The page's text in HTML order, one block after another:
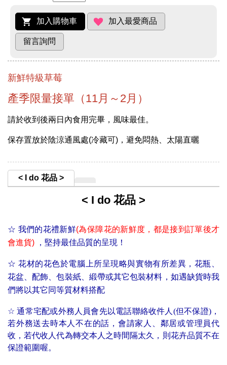
新鮮特級草莓
產季限量接單（11月～2月）
請於收到後兩日內食用完畢，風味最佳。
保存置放於陰涼通風處(冷藏可)，避免悶熱、太陽直曬
< I do 花品 >
< I do 花品 >
☆ 我們的花禮新鮮(為保障花的新鮮度， 都是接到訂單後才
會進貨) ，堅持最佳品質的呈現！
☆ 花材的花色於電腦上所呈現略與實物有所差異，花瓶、
花盆、配飾、包裝紙、緞帶或其它包裝材料，如遇缺貨時我
們將以其它同等質材料搭配
☆通常宅配或外務人員會先以電話聯絡收件人(但不保證)，
若外務送去時本人不在的話，會請家人、鄰居或管理員代
收，若代收人代為轉交本人之時間隔太久，則花卉品質不在
保證範圍喔。